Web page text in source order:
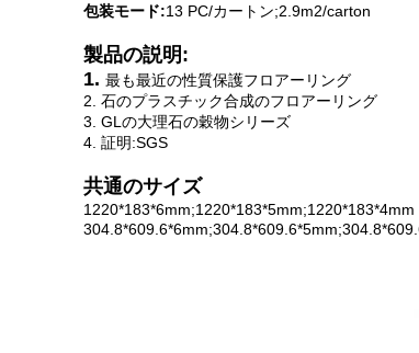
包装モード:13 PC/カートン;2.9m2/carton
製品の説明:
1. 最も最近の性質保護フロアーリング
2. 石のプラスチック合成のフロアーリング
3. GLの大理石の穀物シリーズ
4. 証明:SGS
共通のサイズ
1220*183*6mm;1220*183*5mm;1220*183*4mm